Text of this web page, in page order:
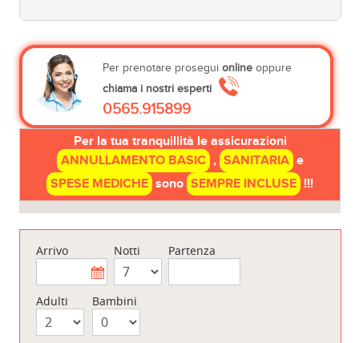
Per prenotare prosegui onlineoppure
chiama i nostri esperti
0565.915899
Per la tua tranquillità le assicurazioni
ANNULLAMENTO BASIC , SANITARIA e
SPESE MEDICHE sono SEMPRE INCLUSE !!!
Arrivo Notti Partenza
Adulti Bambini